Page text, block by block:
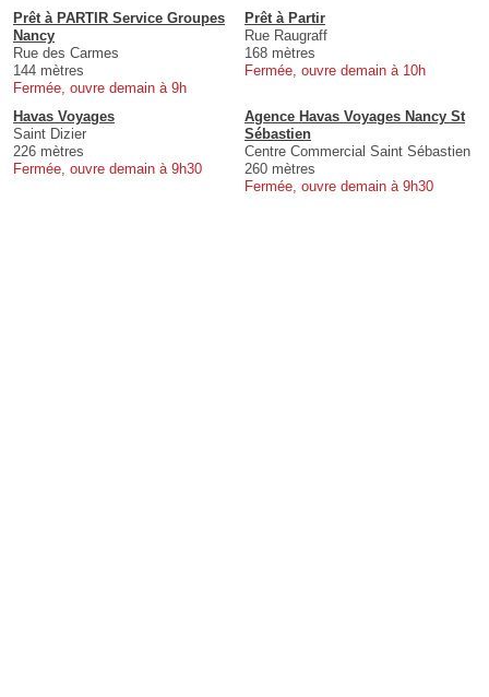
Prêt à PARTIR Service Groupes
Nancy
Rue des Carmes
144 mètres
Fermée, ouvre demain à 9h
Prêt à Partir
Rue Raugraff
168 mètres
Fermée, ouvre demain à 10h
Havas Voyages
Saint Dizier
226 mètres
Fermée, ouvre demain à 9h30
Agence Havas Voyages Nancy St
Sébastien
Centre Commercial Saint Sébastien
260 mètres
Fermée, ouvre demain à 9h30